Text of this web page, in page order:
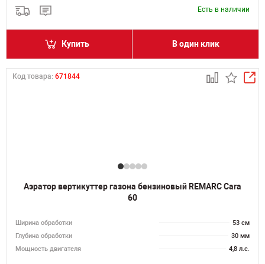
Есть в наличии
Купить В один клик
Код товара: 671844
Аэратор вертикуттер газона бензиновый REMARC Cara
60
Ширина обработки
53 см
Глубина обработки
30 мм
Мощность двигателя
4,8 л.с.